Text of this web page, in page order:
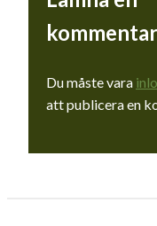
kommentar
Du måste vara
att publicera en